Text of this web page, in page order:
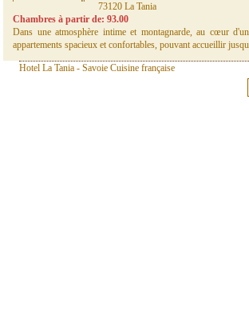
73120 La Tania
Chambres à partir de: 93.00
Dans une atmosphère intime et montagnarde, au cœur
appartements spacieux et confortables, pouvant accueillir
Hotel La Tania - Savoie Cuisine française